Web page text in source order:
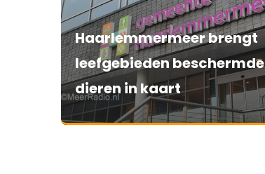
Haarlemmermeer brengt
leefgebieden beschermde
dieren in kaart